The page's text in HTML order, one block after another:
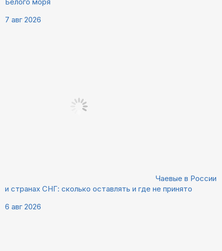
Белого моря
7 авг 2026
Чаевые в России
и странах СНГ: сколько оставлять и где не принято
6 авг 2026